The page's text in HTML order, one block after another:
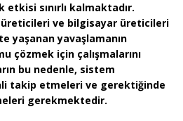
etkisi sınırlı kalmaktadır.
üreticileri ve bilgisayar üreticileri
yaşanan yavaşlamanın
çözmek için çalışmalarını
bu nedenle, sistem
takip etmeleri ve gerektiğinde
gerekmektedir.